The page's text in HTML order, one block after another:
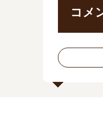
コメ